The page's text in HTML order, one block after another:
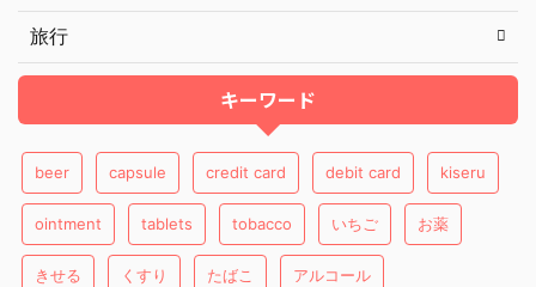
旅行
キーワード
beer capsule credit card debit card kiseru
ointment tablets tobacco いちご お薬
きせる くすり たばこ アルコール